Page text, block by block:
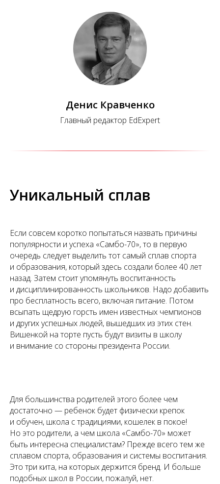
Денис Кравченко
Главный редактор EdExpert
Уникальный сплав
Если совсем коротко попытаться назвать причины
популярности и успеха «Самбо-70», то в первую
очередь следует выделить тот самый сплав спорта
и образования, который здесь создали более 40 лет
назад. Затем стоит упомянуть воспитанность
и дисциплинированность школьников. Надо добавить
про бесплатность всего, включая питание. Потом
всыпать щедрую горсть имен известных чемпионов
и других успешных людей, вышедших из этих стен.
Вишенкой на торте пусть будут визиты в школу
и внимание со стороны президента России.
Для большинства родителей этого более чем
достаточно — ребенок будет физически крепок
и обучен, школа с традициями, кошелек в покое!
Но это родители, а чем школа «Самбо-70» может
быть интересна специалистам? Прежде всего тем же
сплавом спорта, образования и системы воспитания.
Это три кита, на которых держится бренд. И больше
подобных школ в России, пожалуй, нет.